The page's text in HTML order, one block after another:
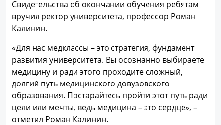
Свидетельства об окончании обучения ребятам
вручил ректор университета, профессор Роман
Калинин.
«Для нас медклассы – это стратегия, фундамент
развития университета. Вы осознанно выбираете
медицину и ради этого проходите сложный,
долгий путь медицинского довузовского
образования. Постарайтесь пройти этот путь ради
цели или мечты, ведь медицина – это сердце», –
отметил Роман Калинин.